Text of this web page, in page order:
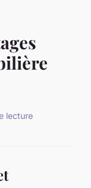
lecture